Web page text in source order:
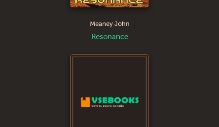
Meaney John
Resonance